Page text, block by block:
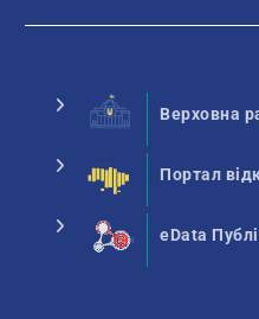
Верховна
Портал
eData